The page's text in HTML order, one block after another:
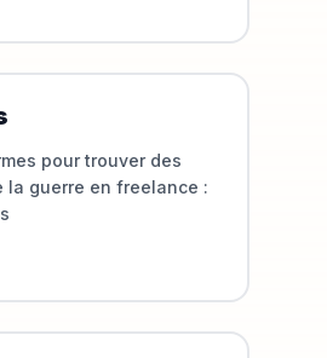
pour trouver des
la guerre en freelance :